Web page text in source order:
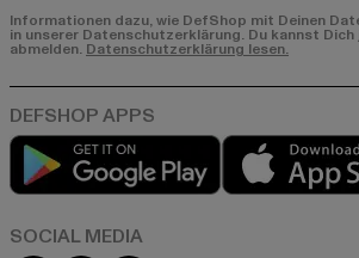
Informationen dazu, wie DefShop mit Deinen
in unserer Datenschutzerklärung. Du kannst
abmelden. Datenschutzerklärung lesen.
Play market